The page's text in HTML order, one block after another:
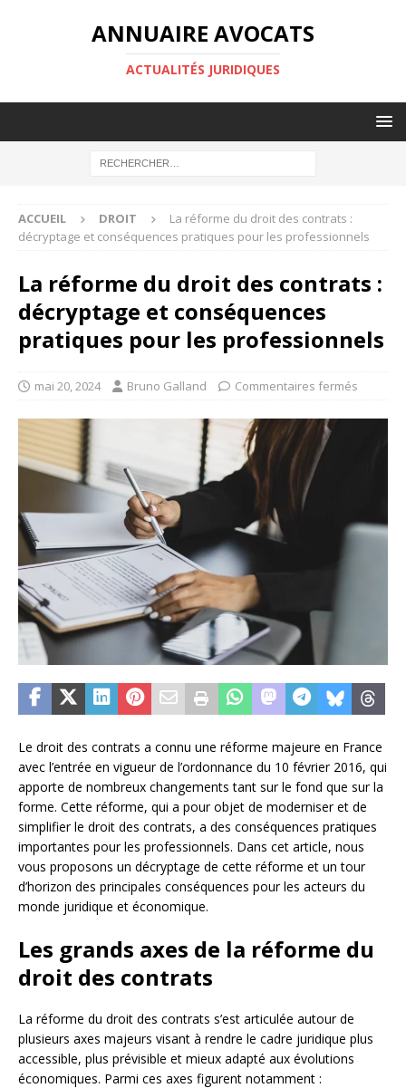
ANNUAIRE AVOCATS
ACTUALITÉS JURIDIQUES
ACCUEIL DROIT
La réforme du droit des contrats :
décryptage et conséquences pratiques pour les professionnels
La réforme du droit des contrats :
décryptage et conséquences
pratiques pour les professionnels
mai 20, 2024 Bruno Galland Commentaires fermés
Le droit des contrats a connu une réforme majeure en France
avec l’entrée en vigueur de l’ordonnance du 10 février 2016, qui
apporte de nombreux changements tant sur le fond que sur la
forme. Cette réforme, qui a pour objet de moderniser et de
simplifier le droit des contrats, a des conséquences pratiques
importantes pour les professionnels. Dans cet article, nous
vous proposons un décryptage de cette réforme et un tour
d’horizon des principales conséquences pour les acteurs du
monde juridique et économique.
Les grands axes de la réforme du
droit des contrats
La réforme du droit des contrats s’est articulée autour de
plusieurs axes majeurs visant à rendre le cadre juridique plus
accessible, plus prévisible et mieux adapté aux évolutions
économiques. Parmi ces axes figurent notamment :